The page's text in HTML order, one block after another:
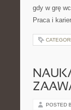
gdy w grę
Praca i
POSTED